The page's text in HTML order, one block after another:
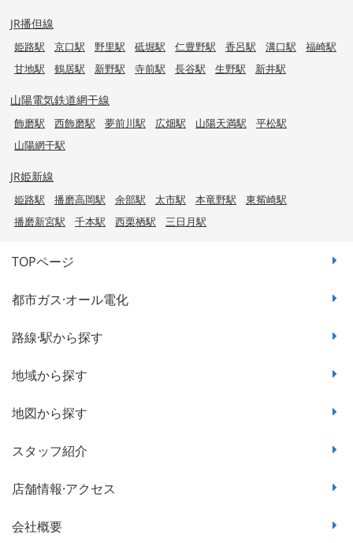
JR播但線
姫路駅 京口駅 野里駅 砥堀駅 仁豊野駅 香呂駅 溝口駅
福崎駅
甘地駅
鶴居駅 新野駅 寺前駅 長谷駅 生野駅 新井駅
山陽電気鉄道網干線
飾磨駅 西飾磨駅 夢前川駅 広畑駅 山陽天満駅
平松駅
山陽網干駅
JR姫新線
姫路駅 播磨高岡駅 余部駅 太市駅 本竜野駅
東觜崎駅
播磨新宮駅
千本駅 西栗栖駅 三日月駅
TOPページ
都市ガス·オール電化
路線·駅から探す
地域から探す
地図から探す
スタッフ紹介
店舗情報·アクセス
会社概要